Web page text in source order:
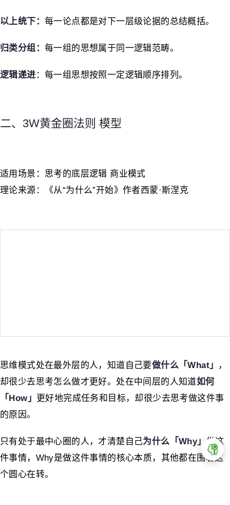
以上统下 ：每一论点都是对下一层级论据的总结概括。
归类分组 ：每一组的思想属于同一逻辑范畴。
逻辑递进 ：每一组思想按照一定逻辑顺序排列。
二、3W黄金圈法则 模型
适用场景：思考的底层逻辑 商业模式
理论来源：《从“为什么”开始》作者西蒙·斯涅克
思维模式处在最外层的人，知道自己要做什么「What」
，
却很少去思考怎么做才更好。处在中间层的人知道如何
「How」 更好地完成任务和目标，却很少去思考做这件事
的原因。
只有处于最中心圈的人，才清楚自己为什么「Why」 做这
件事情，Why是做这件事情的核心本质，其他都在围着这
个圆心在转。